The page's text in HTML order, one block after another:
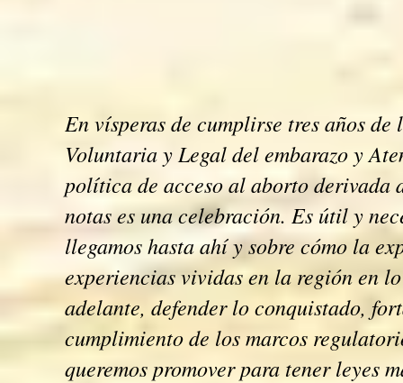
En vísperas de cumplirse tres años
Voluntaria y Legal del embarazo y
política de acceso al aborto derivada
notas es una celebración. Es útil y
llegamos hasta ahí y sobre cómo la
experiencias vividas en la región en
adelante, defender lo conquistado,
cumplimiento de los marcos
queremos promover para tener leyes